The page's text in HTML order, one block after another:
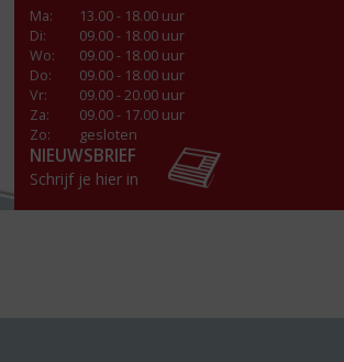
Ma:
13.00 - 18.00 uur
Di:
09.00 - 18.00 uur
Wo:
09.00 - 18.00 uur
Do:
09.00 - 18.00 uur
Vr:
09.00 - 20.00 uur
Za:
09.00 - 17.00 uur
Zo:
gesloten
NIEUWSBRIEF
Schrijf je hier in